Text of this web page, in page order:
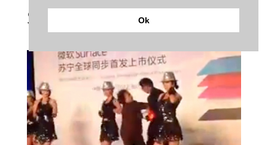
Sint bestemor kuppet
Microsoft-arrangement
Ok